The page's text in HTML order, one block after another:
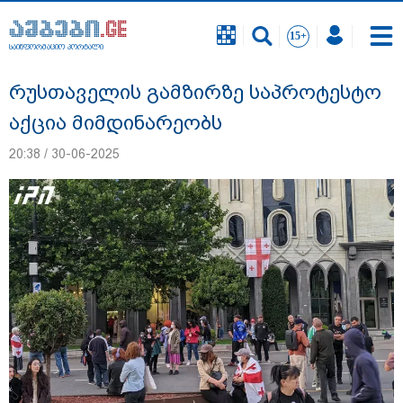
საინფორმაციო პორტალი
"ნია იმნაძის სახლში ფარული მოსასმენი
იყო დამონტაჟებული, "მეტასთანაც"
თანამშრომლობდა პროკურატურა" - რა
დეტალებზე საუბრობს პროკურატურა
საინფორმაციო პორტალი
რუსთაველის გამზირზე საპროტესტო
აქცია მიმდინარეობს
20:38 / 30-06-2025